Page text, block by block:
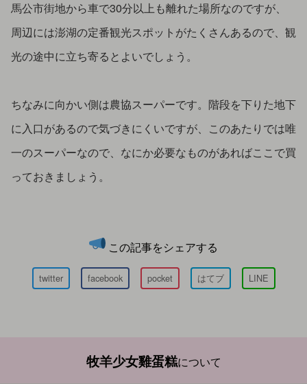
馬公市街地から車で30分以上も離れた場所なのですが、
周辺には澎湖の定番観光スポットがたくさんあるので、観
光の途中に立ち寄るとよいでしょう。
ちなみに向かい側は農協スーパーです。階段を下りた地下
に入口があるので気づきにくいですが、このあたりでは唯
一のスーパーなので、なにか必要なものがあればここで買
っておきましょう。
この記事をシェアする
twitter facebook pocket はてブ LINE
牧羊少女雞蛋糕について